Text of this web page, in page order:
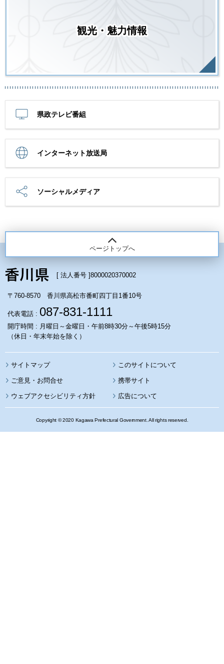
観光・魅力情報
県政テレビ番組
インターネット放送局
ソーシャルメディア
ページトップへ
[ 法人番号 ]8000020370002
〒760-8570 香川県高松市番町四丁目1番10号
代表電話 : 087-831-1111
開庁時間 : 月曜日～金曜日・午前8時30分～午後5時15分
（休日・年末年始を除く）
サイトマップ このサイトについて
携帯サイト
ウェブアクセシビリティ方針 広告について
Copyright © 2020 Kagawa Prefectural Government. All rights reserved.